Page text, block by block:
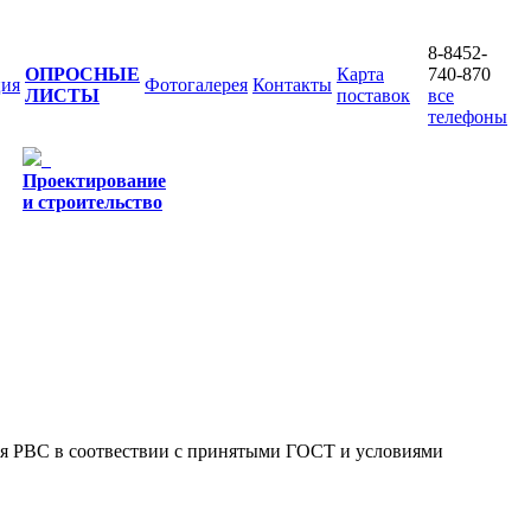
ОПРОСНЫЕ
ЛИСТЫ
Фотогалерея Контакты
Карта
поставок
8-8452-
740-870
все
телефоны
Проектирование
и строительство
РВС в соотвествии с принятыми ГОСТ и условиями